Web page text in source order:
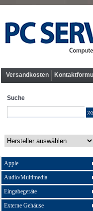
Versandkosten
Suche
Apple
Audio/Multimedia
Eingabegeräte
Externe Gehäuse